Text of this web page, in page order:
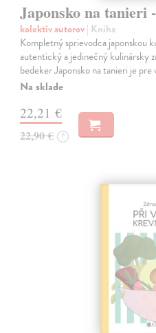
Japonsko na tanieri
kolektív autorov| Kniha
Kompletný sprievodca japonskou
autentický a jedinečný kulinársky
bedeker Japonsko na tanieri je pre
Na sklade
22,21 €
22,90 € ?